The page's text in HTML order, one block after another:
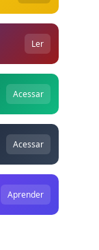
Ler
Acessar
Acessar
Aprender